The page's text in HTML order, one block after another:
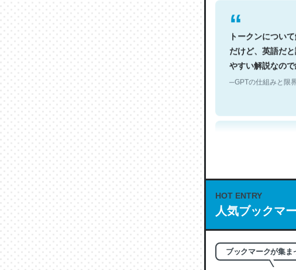
トークンについ
だけど、英語だ
やすい解説なの
─GPTの仕組みと限
これは良記事。
の伏線」は回収
HOT ENTRY
人気ブックマ
ブックマークが集ま